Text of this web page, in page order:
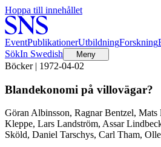
Hoppa till innehållet
EventPublikationerUtbildningForskning
SökIn Swedish Meny
Böcker | 1972-04-02
Blandekonomi på villovägar?
Göran Albinsson, Ragnar Bentzel,
Kleppe, Lars Landström, Assar
Sköld, Daniel Tarschys, Carl Tham,